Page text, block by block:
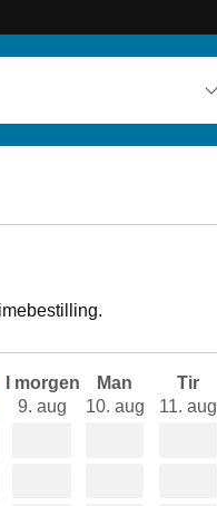
I morgen
9. aug
Man
10. aug
Tir
11. aug